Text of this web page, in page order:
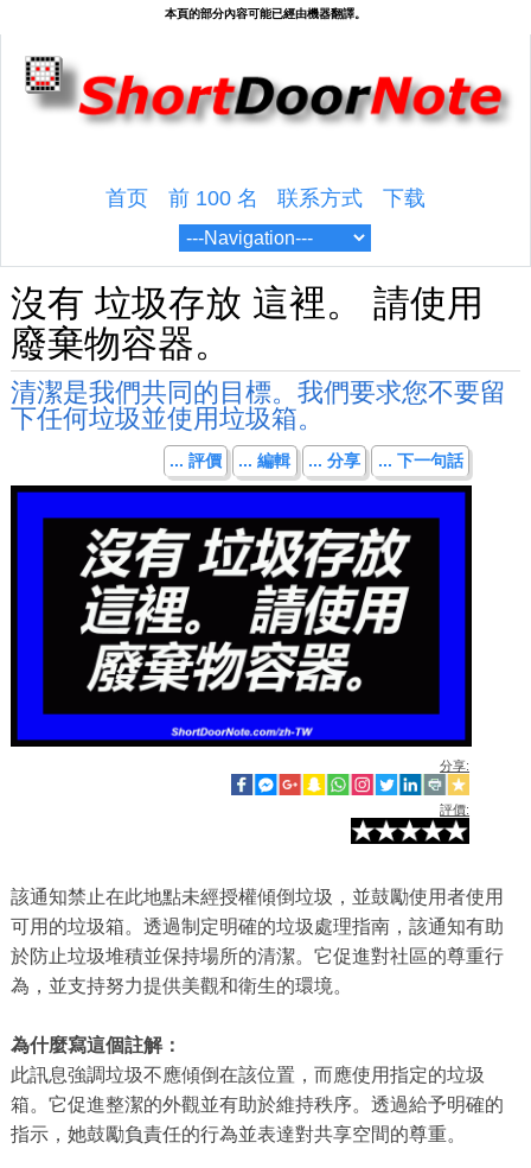
首页 前 100 名 联系方式 下载
沒有 垃圾存放 這裡。 請使用
廢棄物容器。
清潔是我們共同的目標。我們要求您不要留
下任何垃圾並使用垃圾箱。
... 評價 ... 編輯 ... 分享 ... 下一句話
分享:
評價:
該通知禁止在此地點未經授權傾倒垃圾，並鼓勵使用者使用
可用的垃圾箱。透過制定明確的垃圾處理指南，該通知有助
於防止垃圾堆積並保持場所的清潔。它促進對社區的尊重行
為，並支持努力提供美觀和衛生的環境。
為什麼寫這個註解：
此訊息強調垃圾不應傾倒在該位置，而應使用指定的垃圾
箱。它促進整潔的外觀並有助於維持秩序。透過給予明確的
指示，她鼓勵負責任的行為並表達對共享空間的尊重。